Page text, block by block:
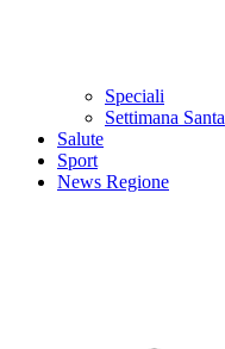
Speciali
Settimana Santa
Salute
Sport
News Regione